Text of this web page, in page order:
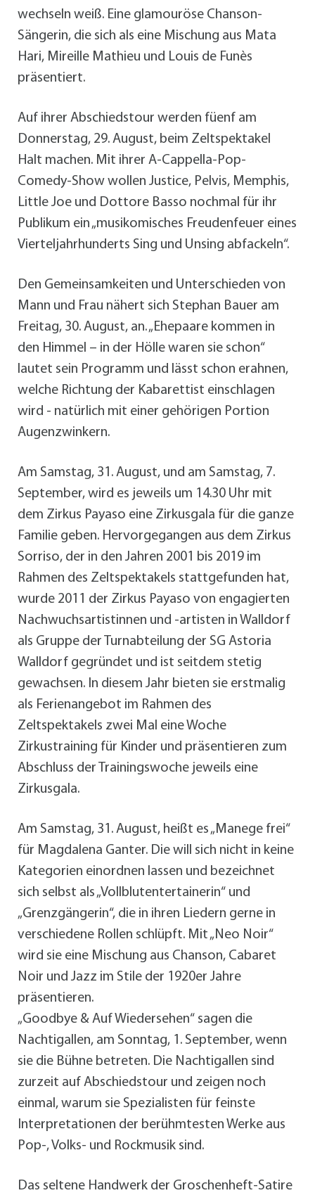
wechseln weiß. Eine glamouröse Chanson-
Sängerin, die sich als eine Mischung aus Mata
Hari, Mireille Mathieu und Louis de Funès
präsentiert.
Auf ihrer Abschiedstour werden füenf am
Donnerstag, 29. August, beim Zeltspektakel
Halt machen. Mit ihrer A-Cappella-Pop-
Comedy-Show wollen Justice, Pelvis, Memphis,
Little Joe und Dottore Basso nochmal für ihr
Publikum ein „musikomisches Freudenfeuer eines
Vierteljahrhunderts Sing und Unsing abfackeln“.
Den Gemeinsamkeiten und Unterschieden von
Mann und Frau nähert sich Stephan Bauer am
Freitag, 30. August, an. „Ehepaare kommen in
den Himmel – in der Hölle waren sie schon“
lautet sein Programm und lässt schon erahnen,
welche Richtung der Kabarettist einschlagen
wird - natürlich mit einer gehörigen Portion
Augenzwinkern.
Am Samstag, 31. August, und am Samstag, 7.
September, wird es jeweils um 14.30 Uhr mit
dem Zirkus Payaso eine Zirkusgala für die ganze
Familie geben. Hervorgegangen aus dem Zirkus
Sorriso, der in den Jahren 2001 bis 2019 im
Rahmen des Zeltspektakels stattgefunden hat,
wurde 2011 der Zirkus Payaso von engagierten
Nachwuchsartistinnen und -artisten in Walldorf
als Gruppe der Turnabteilung der SG Astoria
Walldorf gegründet und ist seitdem stetig
gewachsen. In diesem Jahr bieten sie erstmalig
als Ferienangebot im Rahmen des
Zeltspektakels zwei Mal eine Woche
Zirkustraining für Kinder und präsentieren zum
Abschluss der Trainingswoche jeweils eine
Zirkusgala.
Am Samstag, 31. August, heißt es „Manege frei“
für Magdalena Ganter. Die will sich nicht in keine
Kategorien einordnen lassen und bezeichnet
sich selbst als „Vollblutentertainerin“ und
„Grenzgängerin“, die in ihren Liedern gerne in
verschiedene Rollen schlüpft. Mit „Neo Noir“
wird sie eine Mischung aus Chanson, Cabaret
Noir und Jazz im Stile der 1920er Jahre
präsentieren.
„Goodbye & Auf Wiedersehen“ sagen die
Nachtigallen, am Sonntag, 1. September, wenn
sie die Bühne betreten. Die Nachtigallen sind
zurzeit auf Abschiedstour und zeigen noch
einmal, warum sie Spezialisten für feinste
Interpretationen der berühmtesten Werke aus
Pop-, Volks- und Rockmusik sind.
Das seltene Handwerk der Groschenheft-Satire